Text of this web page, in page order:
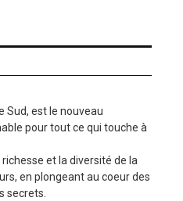
Sud, est le nouveau
pour tout ce qui touche à
et la diversité de la
en plongeant au coeur des
secrets.